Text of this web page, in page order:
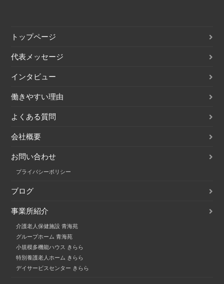
トップページ
代表メッセージ
インタビュー
働きやすい理由
よくある質問
会社概要
お問い合わせ
プライバシーポリシー
ブログ
事業所紹介
介護老人保健施設 青海苑
グループホーム 青海苑
小規模多機能ハウス きらら
特別養護老人ホーム きらら
デイサービスセンター きらら